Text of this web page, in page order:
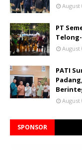
August
PT
August
PATI
August
SPONSOR